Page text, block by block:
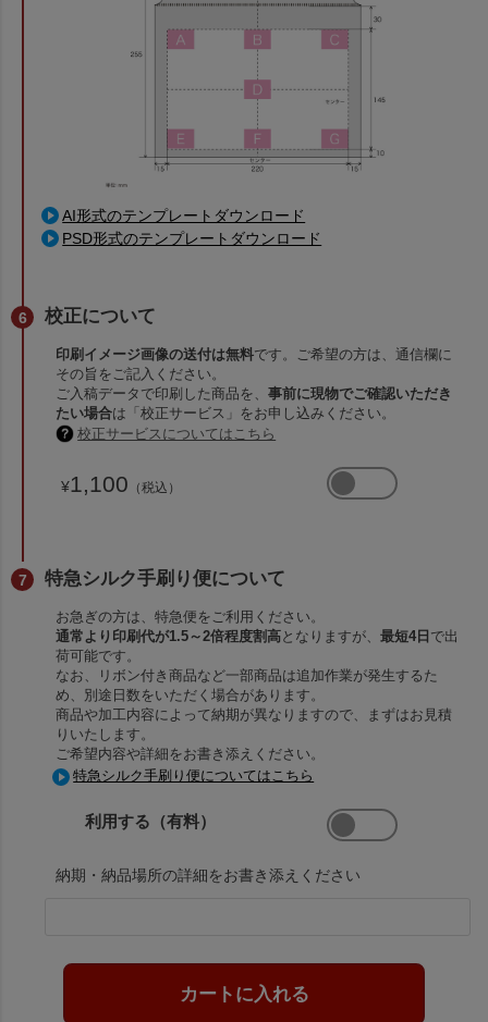
AI形式のテンプレートダウンロード
PSD形式のテンプレートダウンロード
校正について
印刷イメージ画像の送付は無料です。ご希望の方は、通信欄に
その旨をご記入ください。
ご入稿データで印刷した商品を、事前に現物でご確認いただき
たい場合は「校正サービス」をお申し込みください。
校正サービスについてはこちら
¥1,100 （税込）
特急シルク手刷り便について
お急ぎの方は、特急便をご利用ください。
通常より印刷代が1.5～2倍程度割高 となりますが、最短4日 で出
荷可能です。
なお、リボン付き商品など一部商品は追加作業が発生するた
め、別途日数をいただく場合があります。
商品や加工内容によって納期が異なりますので、まずはお見積
りいたします。
ご希望内容や詳細をお書き添えください。
特急シルク手刷り便についてはこちら
利用する（有料）
納期・納品場所の詳細をお書き添えください